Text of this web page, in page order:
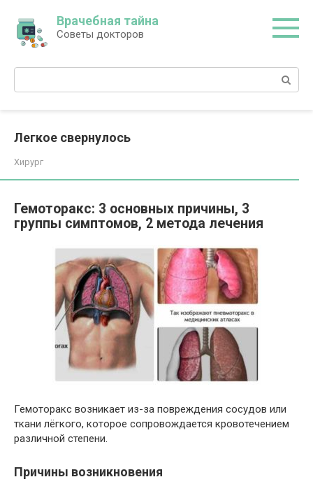
контенту
Врачебная тайна
Советы докторов
Поиск:
Легкое свернулось
Хирург
Гемоторакс: 3 основных причины, 3
группы симптомов, 2 метода лечения
Гемоторакс возникает из-за повреждения сосудов или
ткани лёгкого, которое сопровождается кровотечением
различной степени.
Причины возникновения